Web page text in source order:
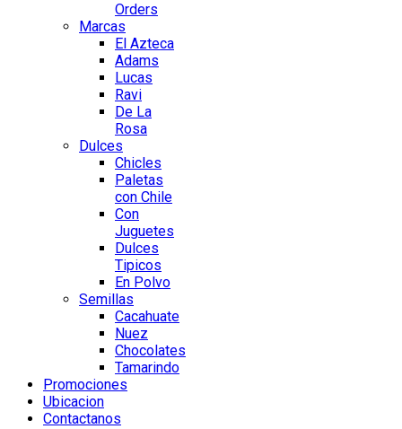
Orders
Marcas
El Azteca
Adams
Lucas
Ravi
De La
Rosa
Dulces
Chicles
Paletas
con Chile
Con
Juguetes
Dulces
Tipicos
En Polvo
Semillas
Cacahuate
Nuez
Chocolates
Tamarindo
Promociones
Ubicacion
Contactanos